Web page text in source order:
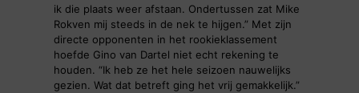
ik die plaats weer afstaan. Ondertussen zat Mike
Rokven mij steeds in de nek te hijgen.” Met zijn
directe opponenten in het rookieklassement
hoefde Gino van Dartel niet echt rekening te
houden. “Ik heb ze het hele seizoen nauwelijks
gezien. Wat dat betreft ging het vrij gemakkelijk.”